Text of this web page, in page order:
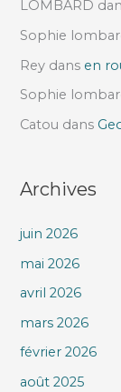
LOMBARD
Sophie
Rey dans en
Sophie
Catou dans
Archives
juin 2026
mai 2026
avril 2026
mars 2026
février 2026
août 2025